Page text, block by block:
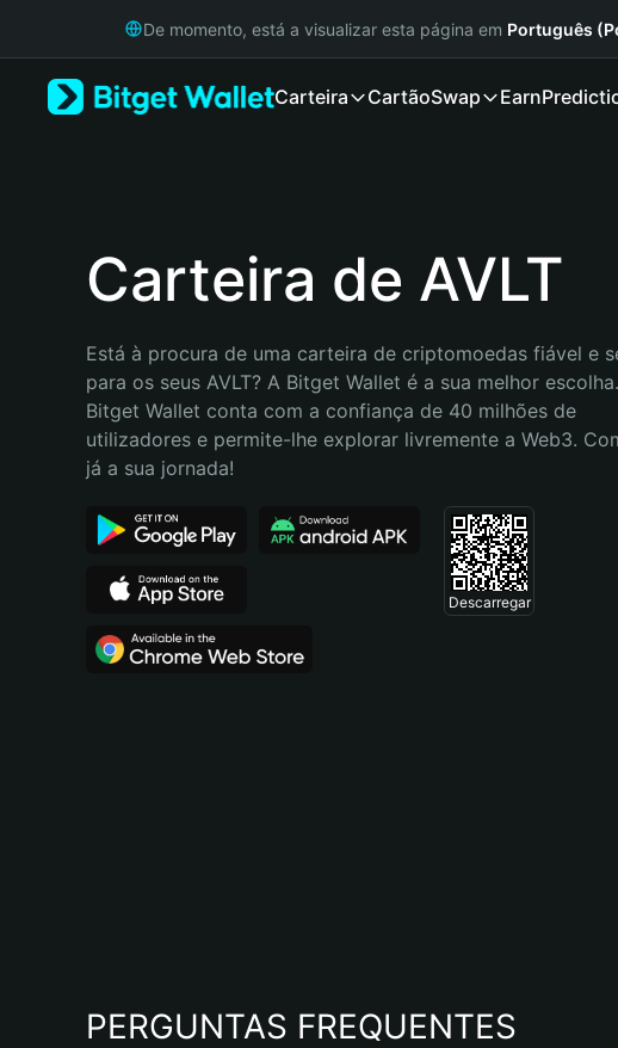
Русский
Bahasa Indonesia
Español (Argentina)
De momento, está a visualizar esta página em Português
Carteira CartãoSwap Earn
Carteira de AVLT
Está à procura de uma carteira de criptomoedas fiável e
para os seus AVLT? A Bitget Wallet é a sua melhor
Bitget Wallet conta com a confiança de 40 milhões de
utilizadores e permite-lhe explorar livremente a Web3.
já a sua jornada!
Descarregar
PERGUNTAS FREQUENTES